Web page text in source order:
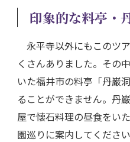
印象的な料亭・
永平寺以外にもこのツ
くさんありました。その
いた福井市の料亭「丹巌
ることができません。丹
屋で懐石料理の昼食をい
園巡りに案内してくださ